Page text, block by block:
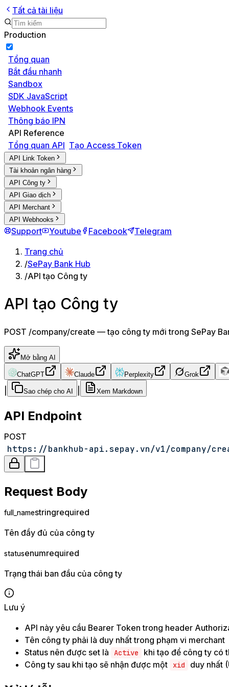
Tất cả tài liệu
Production
Tổng quan
Bắt đầu nhanh
Sandbox
SDK JavaScript
Webhook Events
Thông báo IPN
API Reference
Tổng quan API Tạo Access Token
API Link Token
Tài khoản ngân hàng
API Công ty
API Giao dịch
API Merchant
API Webhooks
Support Youtube Facebook
Telegram
Trang chủ
/SePay Bank Hub
/API tạo Công ty
API tạo Công ty
POST /company/create — tạo công ty mới trong SePay
Mở bằng AI
ChatGPT Claude Perplexity Grok
Sao chép cho AI Xem Markdown
API Endpoint
POST
https://bankhub-api.sepay.vn/v1/company/
Request Body
full_namestringrequired
Tên đầy đủ của công ty
statusenumrequired
Trạng thái ban đầu của công ty
Lưu ý
API này yêu cầu Bearer Token trong header
Tên công ty phải là duy nhất trong phạm vi merchant
Status nên được set là
Active
khi tạo để công ty có
Công ty sau khi tạo sẽ nhận được một xid duy nhất